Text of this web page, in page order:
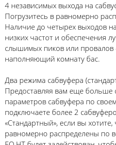
4 независимых выхода на
Погрузитесь в равномерно
Наличие до четырех выходов
низких частот и обеспечения
слышимых пиков или
наполняющий комнату бас.
Два режима сабвуфера
Предоставляя вам еще больше
параметров сабвуфера по
подключаете более 2
«Стандартный», если вы
равномерно распределены по